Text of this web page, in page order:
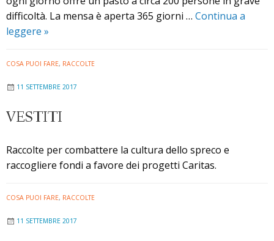
difficoltà. La mensa è aperta 365 giorni … Continua a
leggere Sabato
maggio
–
diocesana
abiti
usati
»
COSA PUOI FARE, RACCOLTE
11 SETTEMBRE 2017
VESTITI
Raccolte per combattere la cultura dello spreco e
raccogliere fondi a favore dei progetti Caritas.
COSA PUOI FARE, RACCOLTE
11 SETTEMBRE 2017